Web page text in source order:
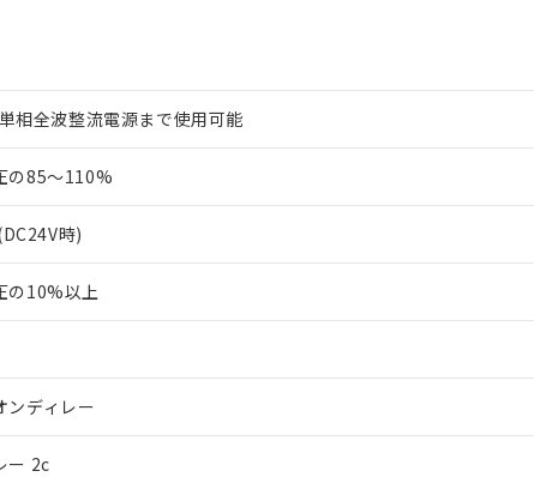
相全波整流電源まで使用可能
の85～110%
時)
の10%以上
ンディレー
ー 2c